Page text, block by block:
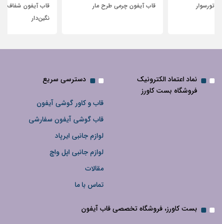
قاب آیفون چرمی طرح مار
قاب آیفون شفاف با پاپیون سفید و
نماد اعتماد الکترونیک
فروشگاه بست کاورز
دسترسی سریع
قاب و کاور گوشی آیفون
قاب گوشی آیفون سفارشی
لوازم جانبی ایرپاد
لوازم جانبی اپل واچ
مقالات
تماس با ما
بست کاورز، فروشگاه تخصصی قاب آیفون